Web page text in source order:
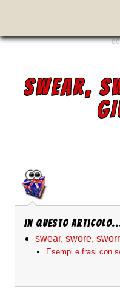
SWEAR,
In questo
swear, swore,
Esempi e frasi con